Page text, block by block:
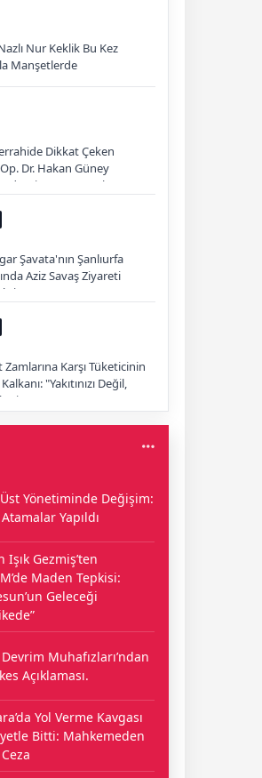
Nur Keklik Bu Kez
Manşetlerde
Dikkat Çeken
Dr. Hakan Güney
Hizmet Verecek
Şavata'nın Şanlıurfa
Aziz Savaş Ziyareti
Zamlarına Karşı Tüketicinin
"Yakıtınızı Değil,
Yönetiminde Değişim:
Yapıldı
Işık Gezmiş’ten
Maden Tepkisi:
Geleceği
Muhafızları’ndan
Açıklaması.
Yol Verme Kavgası
Bitti: Mahkemeden